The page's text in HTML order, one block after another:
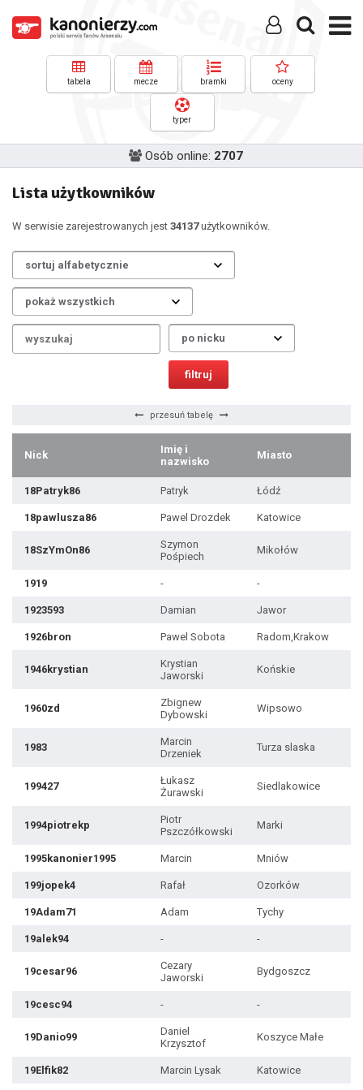
tabela mecze bramki oceny
typer
Osób online: 2707
Lista użytkowników
W serwisie zarejestrowanych jest 34137użytkowników.
przesuń tabelę
Nick
Imię i
nazwisko
Miasto
18Patryk86 Patryk Łódź
18pawlusza86 Pawel Drozdek Katowice
18SzYmOn86
Szymon
Pośpiech
Mikołów
1919 - -
1923593 Damian Jawor
1926bron Pawel Sobota Radom,Krakow
1946krystian
Krystian
Jaworski
Końskie
1960zd
Zbignew
Dybowski
Wipsowo
1983
Marcin
Drzeniek
Turza slaska
199427
Łukasz
Żurawski
Siedlakowice
1994piotrekp
Piotr
Pszczółkowski
Marki
1995kanonier1995 Marcin Mniów
199jopek4 Rafał Ozorków
19Adam71 Adam Tychy
19alek94 - -
19cesar96
Cezary
Jaworski
Bydgoszcz
19cesc94 - -
19Danio99
Daniel
Krzysztof
Koszyce Małe
19Elfik82 Marcin Lysak Katowice